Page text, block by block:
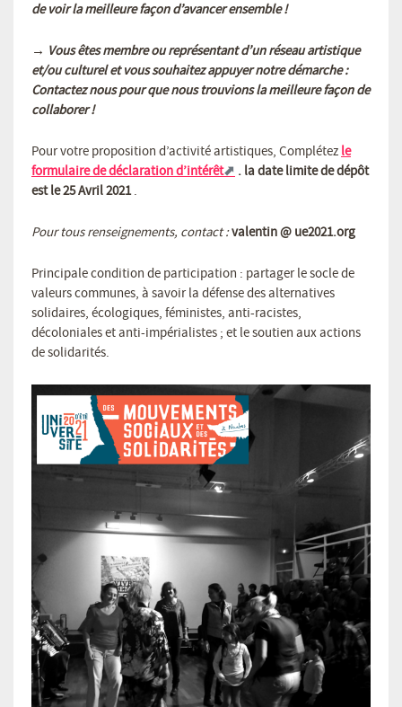
de voir la meilleure façon d’avancer ensemble !
→ Vous êtes membre ou représentant d’un réseau artistique
et/ou culturel et vous souhaitez appuyer notre démarche :
Contactez nous pour que nous trouvions la meilleure façon de
collaborer !
Pour votre proposition d’activité artistiques, Complétez le
formulaire de déclaration d’intérêt
. la date limite de dépôt
est le 25 Avril 2021.
Pour tous renseignements, contact :valentin @ ue2021.org
Principale condition de participation : partager le socle de
valeurs communes, à savoir la défense des alternatives
solidaires, écologiques, féministes, anti-racistes,
décoloniales et anti-impérialistes ; et le soutien aux actions
de solidarités.